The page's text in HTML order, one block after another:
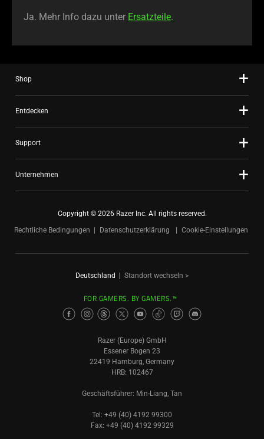
Ja. Mehr Info dazu unter Ersatzteile.
Shop
Entdecken
Support
Unternehmen
Copyright © 2026 Razer Inc. All rights reserved.
Rechtliche Bedingungen
Datenschutzerklärung Cookie-Einstellungen
Deutschland Standort wechseln >
FOR GAMERS. BY GAMERS.™
Razer (Europe) GmbH
Essener Bogen 23
22419 Hamburg, Germany
HRB: 102467
Geschäftsführer: Min-Liang, Tan
Tel: +49 (40) 4192 99300
Fax: +49 (40) 4192 99329